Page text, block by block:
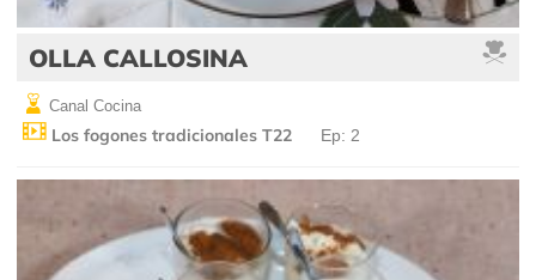
OLLA CALLOSINA
Canal Cocina
Los fogones tradicionales T22 Ep: 2